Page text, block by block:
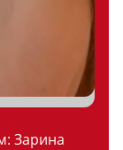
Зарина